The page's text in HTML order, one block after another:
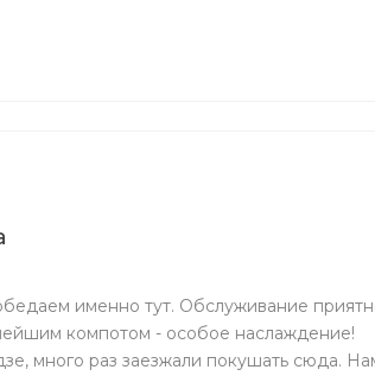
именно тут. Обслуживание
компотом - особое наслаждение!
много раз заезжали покушать сюда.